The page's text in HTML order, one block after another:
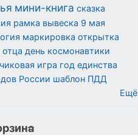
мини-книга сказка
рамка вывеска 9 мая
маркировка открытка
отца день космонавтики
игра год единства
России шаблон ПДД
Ещё